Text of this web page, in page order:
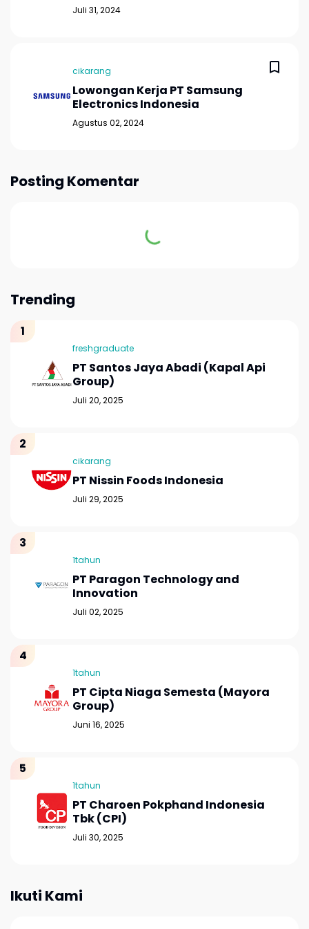
Juli 31, 2024
cikarang
Lowongan Kerja PT Samsung
Electronics Indonesia
Agustus 02, 2024
Posting Komentar
Trending
freshgraduate
PT Santos Jaya Abadi (Kapal Api
Group)
Juli 20, 2025
cikarang
PT Nissin Foods Indonesia
Juli 29, 2025
1tahun
PT Paragon Technology and
Innovation
Juli 02, 2025
1tahun
PT Cipta Niaga Semesta (Mayora
Group)
Juni 16, 2025
1tahun
PT Charoen Pokphand Indonesia
Tbk (CPI)
Juli 30, 2025
Ikuti Kami